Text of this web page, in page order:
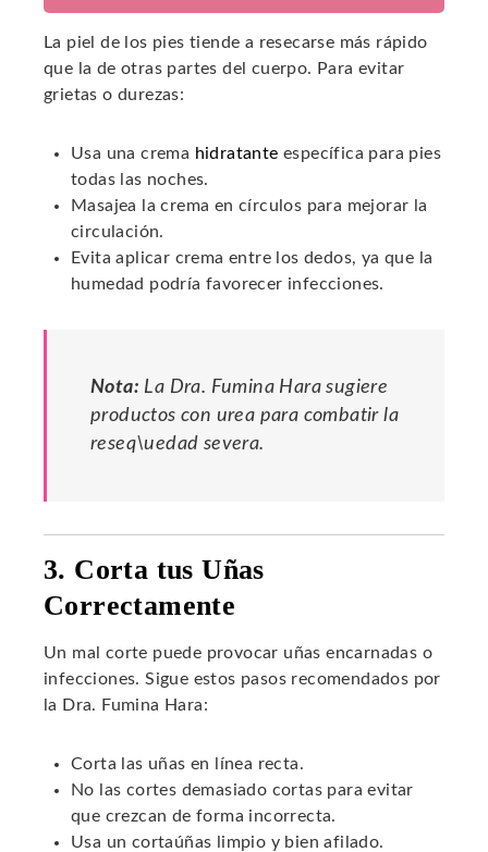
La piel de los pies tiende a resecarse más rápido
que la de otras partes del cuerpo. Para evitar
grietas o durezas:
Usa una crema hidratante específica para pies
todas las noches.
Masajea la crema en círculos para mejorar la
circulación.
Evita aplicar crema entre los dedos, ya que la
humedad podría favorecer infecciones.
Nota: La Dra. Fumina Hara sugiere
productos con urea para combatir la
reseq\uedad severa.
3. Corta tus Uñas
Correctamente
Un mal corte puede provocar uñas encarnadas o
infecciones. Sigue estos pasos recomendados por
la Dra. Fumina Hara:
Corta las uñas en línea recta.
No las cortes demasiado cortas para evitar
que crezcan de forma incorrecta.
Usa un cortaúñas limpio y bien afilado.